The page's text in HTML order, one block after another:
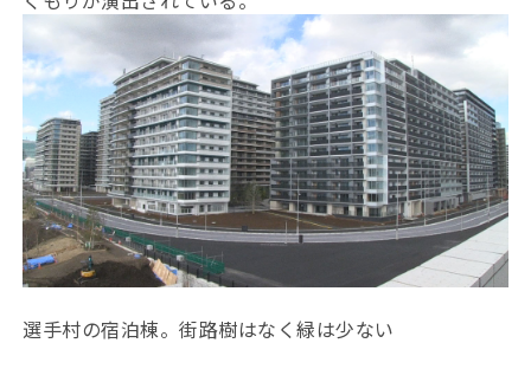
選手村の宿泊棟。街路樹はなく緑は少ない